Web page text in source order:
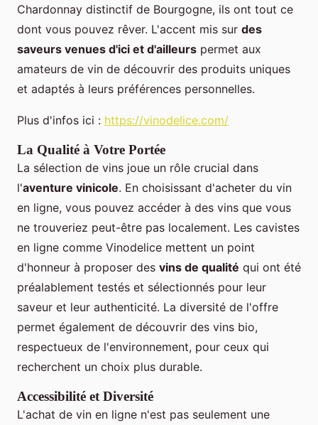
Chardonnay distinctif de Bourgogne, ils ont tout ce
dont vous pouvez rêver. L'accent mis sur des
saveurs venues d'ici et d'ailleurs permet aux
amateurs de vin de découvrir des produits uniques
et adaptés à leurs préférences personnelles.
Plus d'infos ici : https://vinodelice.com/
La Qualité à Votre Portée
La sélection de vins joue un rôle crucial dans
l'aventure vinicole. En choisissant d'acheter du vin
en ligne, vous pouvez accéder à des vins que vous
ne trouveriez peut-être pas localement. Les cavistes
en ligne comme Vinodelice mettent un point
d'honneur à proposer des vins de qualité qui ont été
préalablement testés et sélectionnés pour leur
saveur et leur authenticité. La diversité de l'offre
permet également de découvrir des vins bio,
respectueux de l'environnement, pour ceux qui
recherchent un choix plus durable.
Accessibilité et Diversité
L'achat de vin en ligne n'est pas seulement une